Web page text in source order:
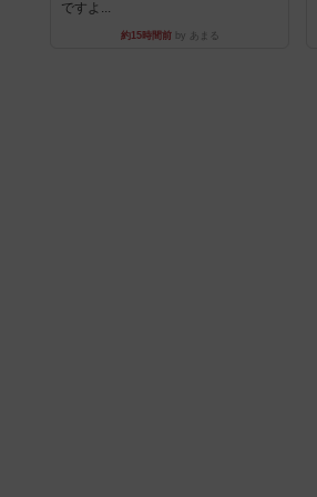
ですよ...
約15時間前by あまる